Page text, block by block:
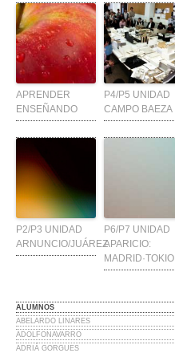
APRENDER
ENSEÑANDO
P4/P5 UNIDAD
CAMPO BAEZA
P2/P3 UNIDAD
ARNUNCIO/JUÁREZ
P6/P7 UNIDAD
APARICIO:
MADRID·TOKIO
ALUMNOS
ABELARDO LINARES
ADOLFONAVARRO
ADRIÁ GORGUES